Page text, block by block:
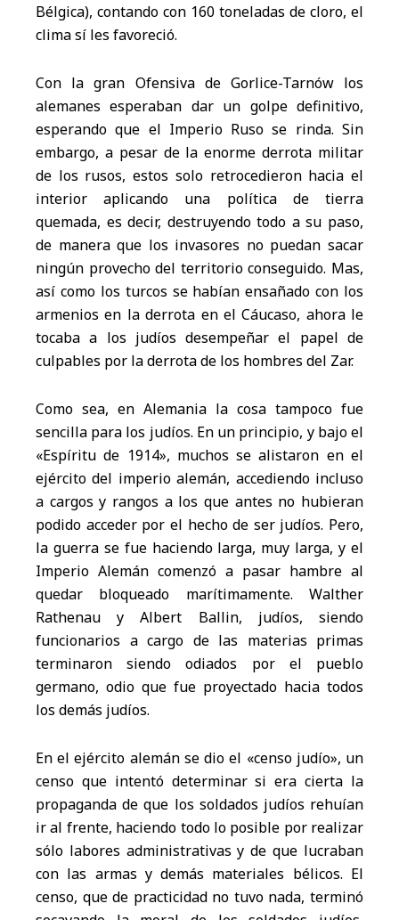
Bélgica), contando con 160 toneladas de cloro, el
clima sí les favoreció.
Con la gran Ofensiva de Gorlice-Tarnów los
alemanes esperaban dar un golpe definitivo,
esperando que el Imperio Ruso se rinda. Sin
embargo, a pesar de la enorme derrota militar
de los rusos, estos solo retrocedieron hacia el
interior aplicando una política de tierra
quemada, es decir, destruyendo todo a su paso,
de manera que los invasores no puedan sacar
ningún provecho del territorio conseguido. Mas,
así como los turcos se habían ensañado con los
armenios en la derrota en el Cáucaso, ahora le
tocaba a los judíos desempeñar el papel de
culpables por la derrota de los hombres del Zar.
Como sea, en Alemania la cosa tampoco fue
sencilla para los judíos. En un principio, y bajo el
«Espíritu de 1914», muchos se alistaron en el
ejército del imperio alemán, accediendo incluso
a cargos y rangos a los que antes no hubieran
podido acceder por el hecho de ser judíos. Pero,
la guerra se fue haciendo larga, muy larga, y el
Imperio Alemán comenzó a pasar hambre al
quedar bloqueado marítimamente. Walther
Rathenau y Albert Ballin, judíos, siendo
funcionarios a cargo de las materias primas
terminaron siendo odiados por el pueblo
germano, odio que fue proyectado hacia todos
los demás judíos.
En el ejército alemán se dio el «censo judío», un
censo que intentó determinar si era cierta la
propaganda de que los soldados judíos rehuían
ir al frente, haciendo todo lo posible por realizar
sólo labores administrativas y de que lucraban
con las armas y demás materiales bélicos. El
censo, que de practicidad no tuvo nada, terminó